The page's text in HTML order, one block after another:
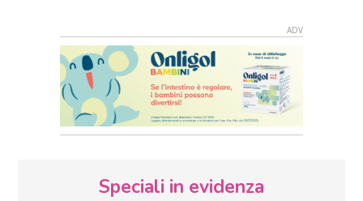
Speciali in evidenza